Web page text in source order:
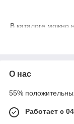
В каталоге можно
Оригинальные
оптимальная
О нас
55%
Работает с